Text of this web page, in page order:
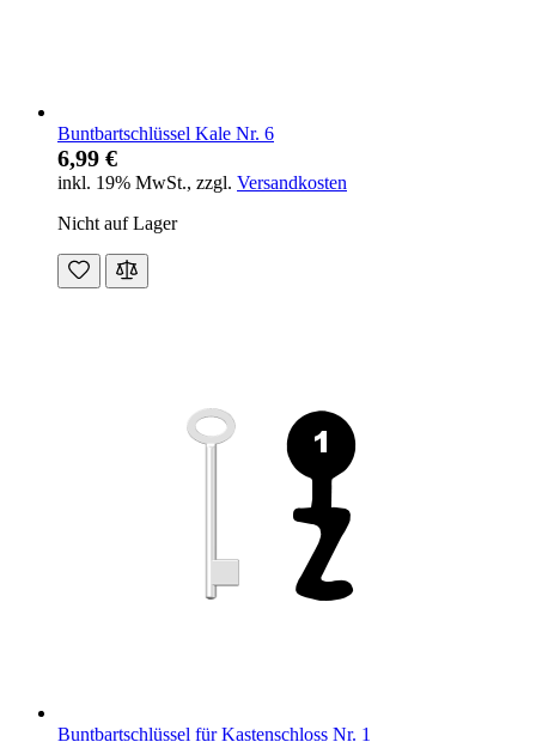
Buntbartschlüssel Kale Nr. 6
6,99 €
inkl. 19% MwSt., zzgl. Versandkosten
Nicht auf Lager
Buntbartschlüssel für Kastenschloss Nr. 1